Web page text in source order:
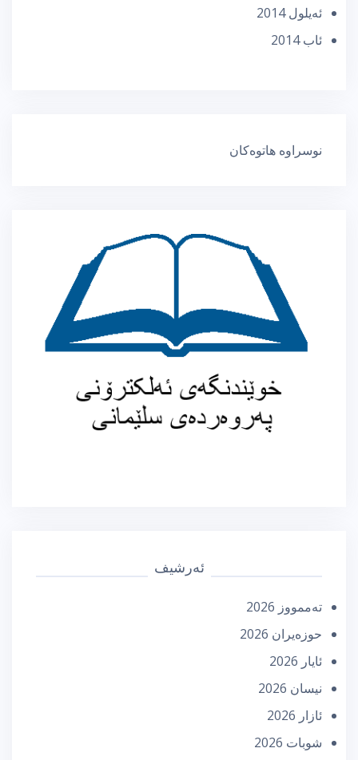
ئه‌یلول 2014
ئاب 2014
نوسراوە هاتوەکان
ئەرشیف
تەممووز 2026
حوزه‌یران 2026
ئایار 2026
نیسان 2026
ئازار 2026
شوبات 2026